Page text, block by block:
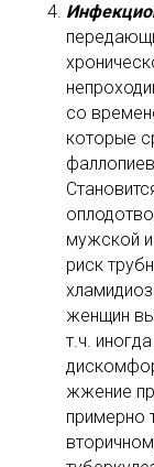
со
которые
мужской
риск
женщин
т.ч.
жжение
примерно